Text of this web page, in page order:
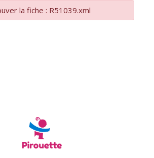
la fiche : R51039.xml